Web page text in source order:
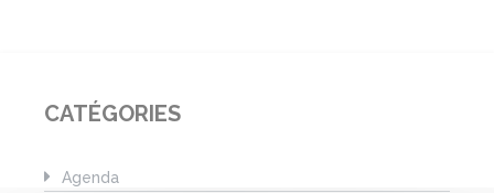
CATÉGORIES
Agenda